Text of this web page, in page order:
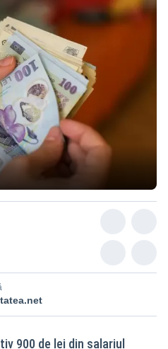
900 de lei din salariul